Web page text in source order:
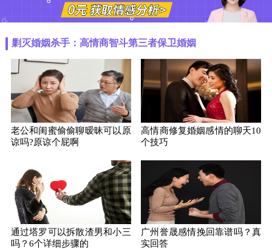
剿灭婚姻杀手：高情商智斗第三者保卫婚姻
老公和闺蜜偷偷聊暧昧可以原
谅吗?原谅个屁啊
高情商修复婚姻感情的聊天10
个技巧
通过塔罗可以拆散渣男和小三
吗？6个详细步骤的
广州誉晟感情挽回靠谱吗？真
实回答